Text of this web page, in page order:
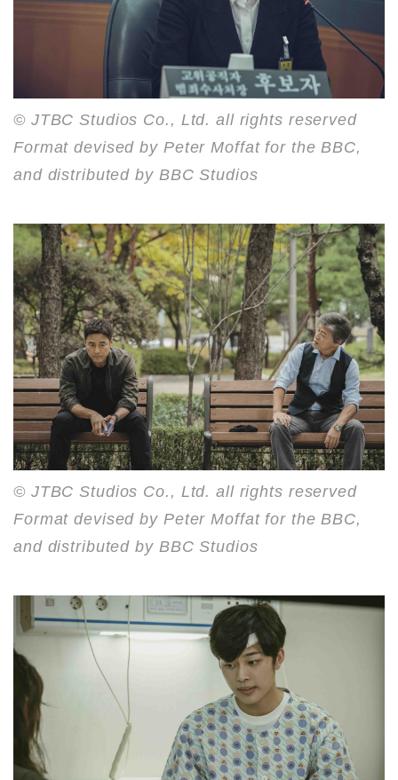
© JTBC Studios Co., Ltd. all rights reserved
Format devised by Peter Moffat for the BBC,
and distributed by BBC Studios
© JTBC Studios Co., Ltd. all rights reserved
Format devised by Peter Moffat for the BBC,
and distributed by BBC Studios